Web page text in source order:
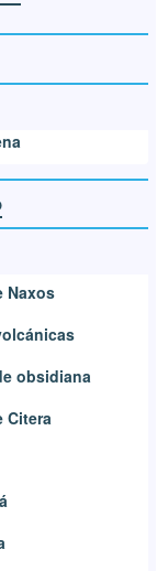
Naxos
obsidiana
Citera